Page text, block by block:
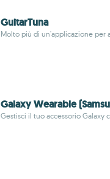
GuitarTuna
Molto più di un'applicazione per
Galaxy Wearable
Gestisci il tuo accessorio Galaxy